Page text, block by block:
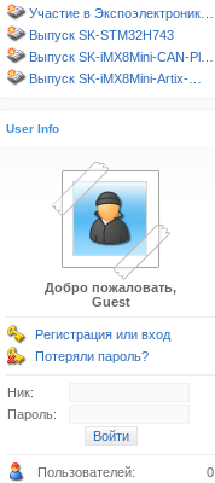
Участие в Экспоэлектроник…
Выпуск SK-STM32H743
Выпуск SK-iMX8Mini-CAN-Pl…
Выпуск SK-iMX8Mini-Artix-…
User Info
Добро пожаловать,
Guest
Регистрация или вход
Потеряли пароль?
Ник:
Пароль:
Пользователей: 0